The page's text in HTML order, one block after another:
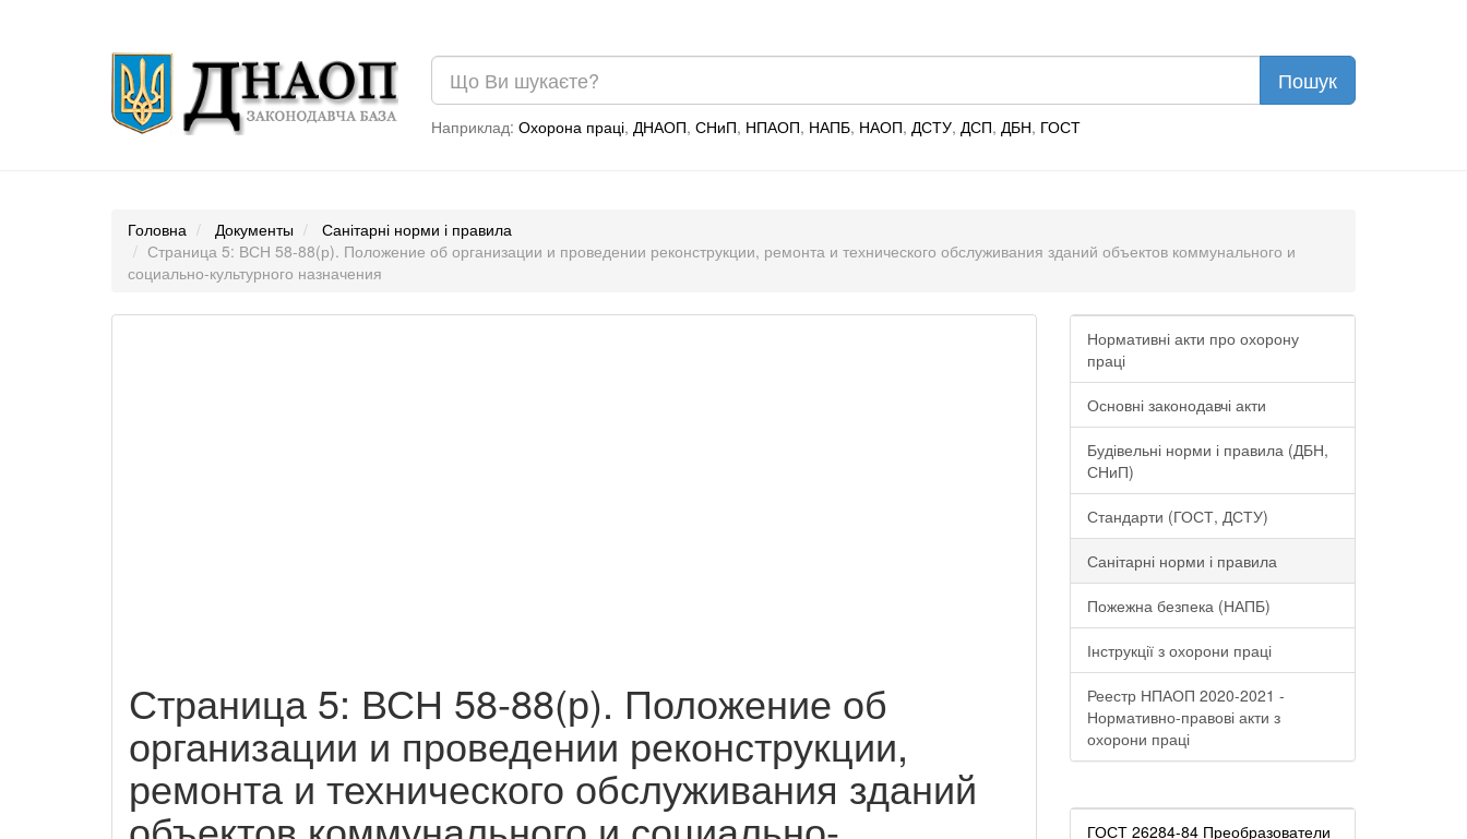
Наприклад: Охорона праці, ДНАОП, СНиП, НПАОП, НАПБ, НАОП, ДСТУ, ДСП, ДБН, ГОСТ
Головна Документы
Санітарні норми і правила
Страница 5: ВСН 58-88(р). Положение об организации и проведении реконструкции, ремонта и технического обслуживания зданий объектов коммунального и
социально-культурного назначения
Страница 5: ВСН 58-88(р). Положение об
организации и проведении реконструкции,
ремонта и технического обслуживания зданий
Нормативні акти про охорону
праці
Основні законодавчі акти
Будівельні норми і правила (ДБН,
СНиП)
Стандарти (ГОСТ, ДСТУ)
Санітарні норми і правила
Пожежна безпека (НАПБ)
Інструкції з охорони праці
Реестр НПАОП 2020-2021 -
Нормативно-правові акти з
охорони праці
ГОСТ 26284-84 Преобразователи